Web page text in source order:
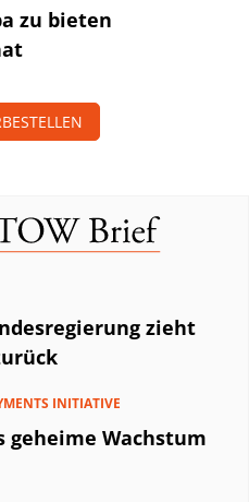
zu bieten
zieht
INITIATIVE
geheime Wachstum